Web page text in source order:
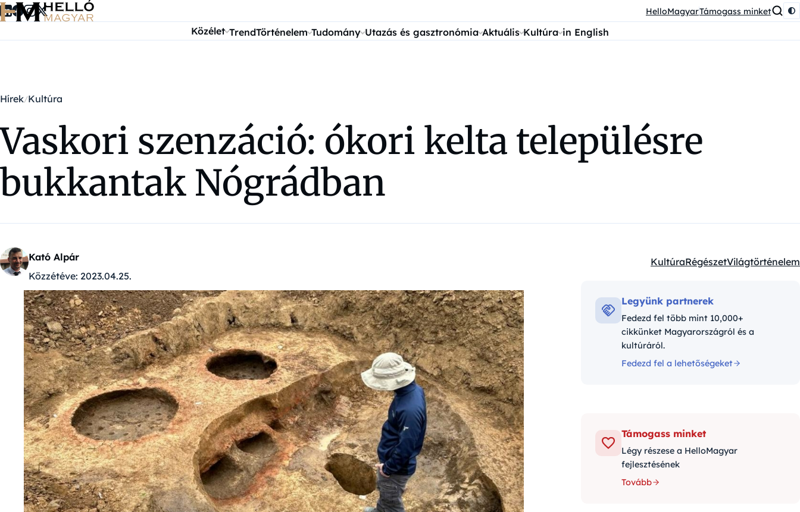
Ugrás a tartalomra HelloMagyarTámogass minket
Közélet TrendTörténelem Tudomány Utazás és gasztronómia Aktuális Kultúra in English
Hírek Kultúra
Vaskori szenzáció: ókori kelta településre
bukkantak Nógrádban
Kató Alpár
Közzétéve: 2023.04.25.
Kategóriák:
KultúraRégészetVilágtörténelem
Legyünk partnerek
Fedezd fel több mint 10,000+
cikkünket Magyarországról és a
kultúráról.
Fedezd fel a lehetőségeket
Támogass minket
Légy részese a HelloMagyar
fejlesztésének
Tovább